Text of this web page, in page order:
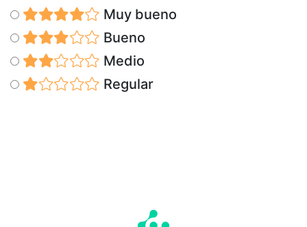
Muy bueno
Bueno
Medio
Regular